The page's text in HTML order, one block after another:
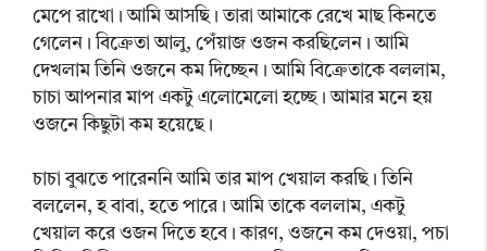
মেপে রাখো। আমি আসছি। তারা আমাকে রেখে মাছ কিনতে
গেলেন। বিক্রেতা আলু, পেঁয়াজ ওজন করছিলেন। আমি
দেখলাম তিনি ওজনে কম দিচ্ছেন। আমি বিক্রেতাকে বললাম,
চাচা আপনার মাপ একটু এলোমেলো হচ্ছে। আমার মনে হয়
ওজনে কিছুটা কম হয়েছে।
চাচা বুঝতে পারেননি আমি তার মাপ খেয়াল করছি। তিনি
বললেন, হ বাবা, হতে পারে। আমি তাকে বললাম, একটু
খেয়াল করে ওজন দিতে হবে। কারণ, ওজনে কম দেওয়া, পচা